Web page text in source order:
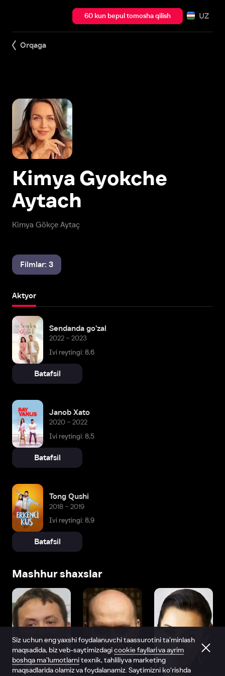
60 kun bepul tomosha qilish UZ
Orqaga
Kimya Gökçe Aytaç
Kimya Gyokche
Aytach
Filmlar: 3
Aktyor
Sendanda go'zal
2022 – 2023
Ivi reytingi: 8,6
Batafsil
Janob Xato
2020 – 2022
Ivi reytingi: 8,5
Batafsil
Tong Qushi
2018 – 2019
Ivi reytingi: 8,9
Batafsil
Mashhur shaxslar
Siz uchun eng yaxshi foydalanuvchi taassurotini ta’minlash
maqsadida, biz veb-saytimizdagicookie fayllari va ayrim
boshqa ma’lumotlarnitexnik, tahliliy va marketing
maqsadlarida olamiz va foydalanamiz. Saytimizni ko‘rishda